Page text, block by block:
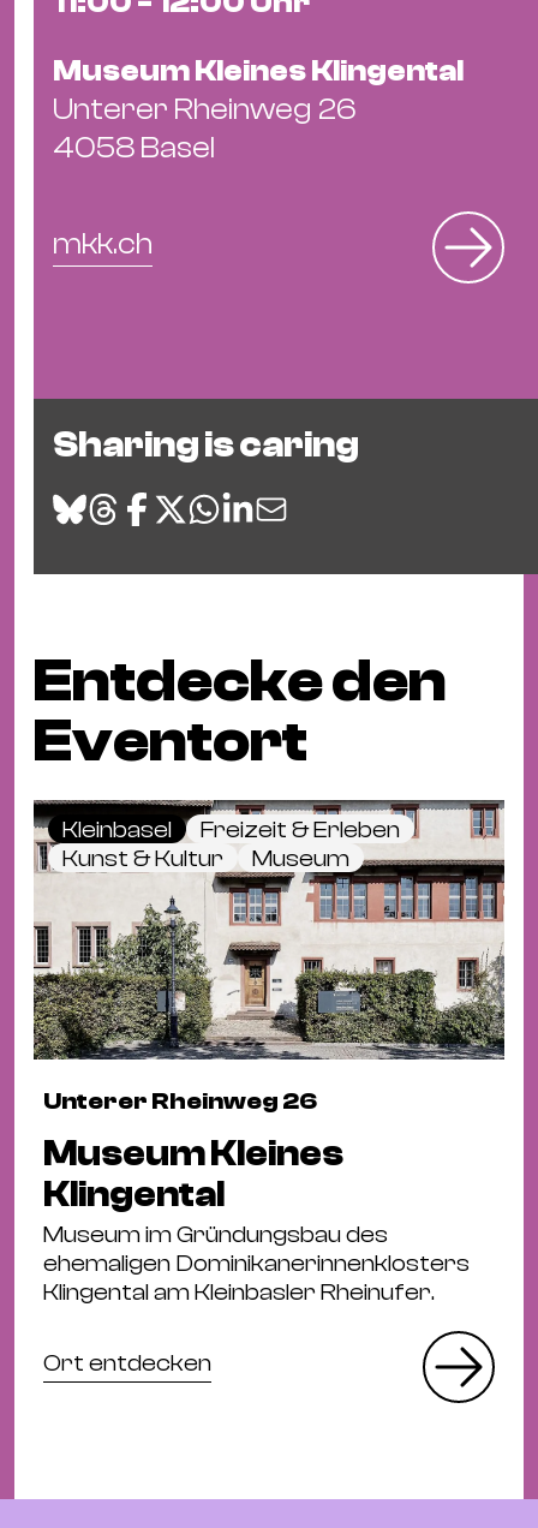
Museum Kleines Klingental
Unterer Rheinweg 26
4058 Basel
mkk.ch
Sharing is caring
Entdecke den
Eventort
Kleinbasel
Freizeit & Erleben
Kunst & Kultur
Museum
Unterer Rheinweg 26
Museum Kleines
Klingental
Museum im Gründungsbau des
ehemaligen Dominikanerinnenklosters
Klingental am Kleinbasler Rheinufer.
Ort entdecken